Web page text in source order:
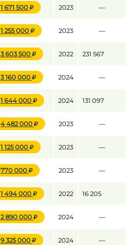
до
до
1 671 500 2023 —
1 255 000 2023 —
3 603 500 2022 231 567
3 160 000 2024 —
1 644 000 2024 131 097
4 482 000 2023 —
1 125 000 2023 —
770 000 2023 —
1 494 000 2022 16 205
2 890 000 2024 —
9 325 000 2024 —